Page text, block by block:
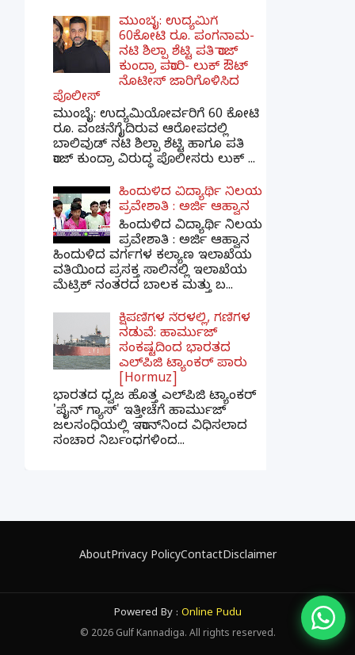
ಮುಂಬೈ: ಉದ್ಯಮಿಗೆ
60ಕೋಟಿ ರೂ. ಪಂಗನಾಮ-
ನಟಿ ಶಿಲ್ಪಾ ಶೆಟ್ಟಿ ಪತಿ ರಾಜ್
ಕುಂದ್ರಾ ಪರಾರಿ- ಲುಕ್ ಔಟ್
ನೊಟೀಸ್ ಜಾರಿಗೊಳಿಸಿದ
ಪೊಲೀಸ್
ಮುಂಬೈ: ಉದ್ಯಮಿಯೋರ್ವರಿಗೆ 60 ಕೋಟಿ
ರೂ. ವಂಚನೆಗೈದಿರುವ ಆರೋಪದಲ್ಲಿ
ಬಾಲಿವುಡ್ ನಟಿ ಶಿಲ್ಪಾ ಶೆಟ್ಟಿ ಹಾಗೂ ಪತಿ
ರಾಜ್ ಕುಂದ್ರಾ ವಿರುದ್ಧ ಪೊಲೀಸರು ಲುಕ್ ...
ಹಿಂದುಳಿದ ವಿದ್ಯಾರ್ಥಿ ನಿಲಯ
ಪ್ರವೇಶಾತಿ : ಅರ್ಜಿ ಆಹ್ವಾನ
ಹಿಂದುಳಿದ ವಿದ್ಯಾರ್ಥಿ ನಿಲಯ
ಪ್ರವೇಶಾತಿ : ಅರ್ಜಿ ಆಹ್ವಾನ
ಹಿಂದುಳಿದ ವರ್ಗಗಳ ಕಲ್ಯಾಣ ಇಲಾಖೆಯ
ವತಿಯಿಂದ ಪ್ರಸಕ್ತ ಸಾಲಿನಲ್ಲಿ ಇಲಾಖೆಯ
ಮೆಟ್ರಿಕ್ ನಂತರದ ಬಾಲಕ ಮತ್ತು ಬ...
ಕ್ಷಿಪಣಿಗಳ ನೆರಳಲ್ಲಿ, ಗಣಿಗಳ
ನಡುವೆ: ಹಾರ್ಮುಜ್
ಸಂಕಷ್ಟದಿಂದ ಭಾರತದ
ಎಲ್‌ಪಿಜಿ ಟ್ಯಾಂಕರ್ ಪಾರು
[Hormuz]
ಭಾರತದ ಧ್ವಜ ಹೊತ್ತ ಎಲ್‌ಪಿಜಿ ಟ್ಯಾಂಕರ್
'ಪೈನ್ ಗ್ಯಾಸ್' ಇತ್ತೀಚೆಗೆ ಹಾರ್ಮುಜ್
ಜಲಸಂಧಿಯಲ್ಲಿ ಇರಾನ್‌ನಿಂದ ವಿಧಿಸಲಾದ
ಸಂಚಾರ ನಿರ್ಬಂಧಗಳಿಂದ...
AboutPrivacy PolicyContactDisclaimer
Powered By : Online Pudu
© 2026 Gulf Kannadiga. All rights reserved.
ಬ್ರೇಕಿಂಗ್ ನ್ಯೂಸ್ ಪಡೆಯಿರಿ!